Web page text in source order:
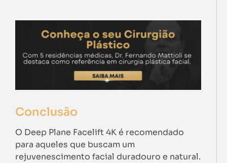
Conclusão
O Deep Plane Facelift 4K é recomendado
para aqueles que buscam um
rejuvenescimento facial duradouro e natural.